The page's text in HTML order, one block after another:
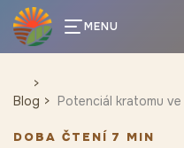
MENU
Blog Potenciál kratomu
DOBA ČTENÍ 7 MIN